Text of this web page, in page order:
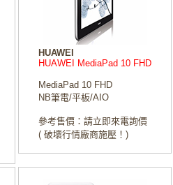
HUAWEI
HUAWEI MediaPad 10 FHD
MediaPad 10 FHD
NB筆電/平板/AIO
參考售價：請立即來電詢價
( 破壞行情廠商施壓！)